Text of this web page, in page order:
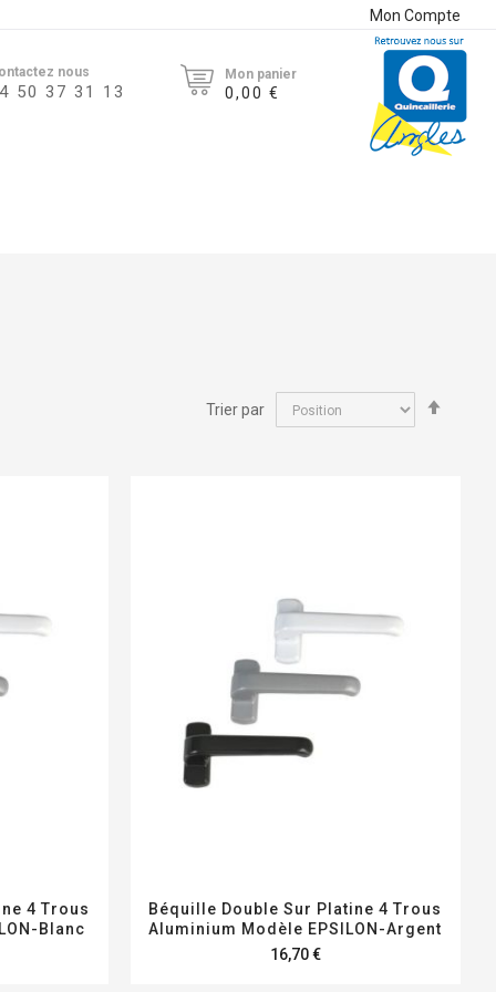
Mon Compte
nous
50 37 31 13
Mon panier
0,00 €
Trier par
4 Trous
Blanc
Béquille Double Sur Platine 4 Trous
Aluminium Modèle EPSILON-Argent
16,70 €